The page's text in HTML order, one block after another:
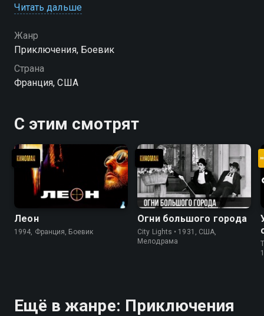
закованного в железную маску. Бывшие
него надежды Франции
Читать дальше
Жанр
Приключения, Боевик
Страна
Франция, США
С этим смотрят
Леон
1994, Франция, Боевик
Огни большого города
City Lights • 1931, США,
Мелодрама
Ещё в жанре: Приключения